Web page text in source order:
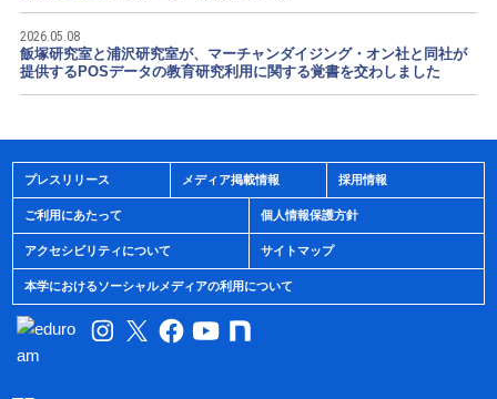
2026.05.08
飯塚研究室と浦沢研究室が、マーチャンダイジング・オン社と同社が
提供するPOSデータの教育研究利用に関する覚書を交わしました
プレスリリース メディア掲載情報 採用情報
ご利用にあたって 個人情報保護方針
アクセシビリティについて サイトマップ
本学におけるソーシャルメディアの利用について